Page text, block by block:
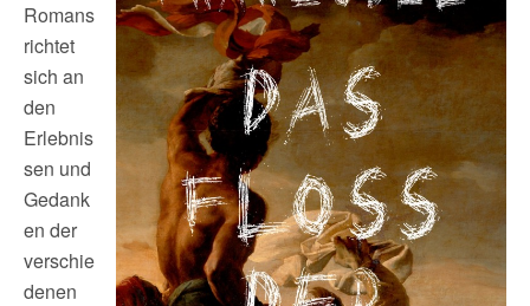
Romans
richtet
sich an
den
Erlebnis
sen und
Gedank
en der
verschie
denen